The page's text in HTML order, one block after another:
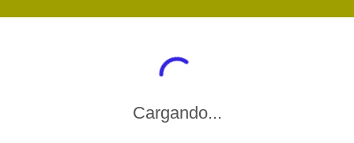
Cargando...